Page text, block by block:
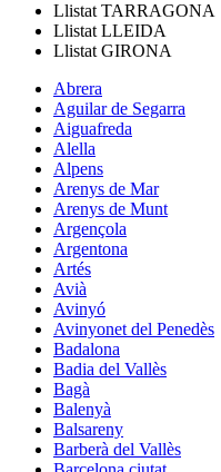
Llistat TARRAGONA
Llistat LLEIDA
Llistat GIRONA
Abrera
Aguilar de Segarra
Aiguafreda
Alella
Alpens
Arenys de Mar
Arenys de Munt
Argençola
Argentona
Artés
Avià
Avinyó
Avinyonet del Penedès
Badalona
Badia del Vallès
Bagà
Balenyà
Balsareny
Barberà del Vallès